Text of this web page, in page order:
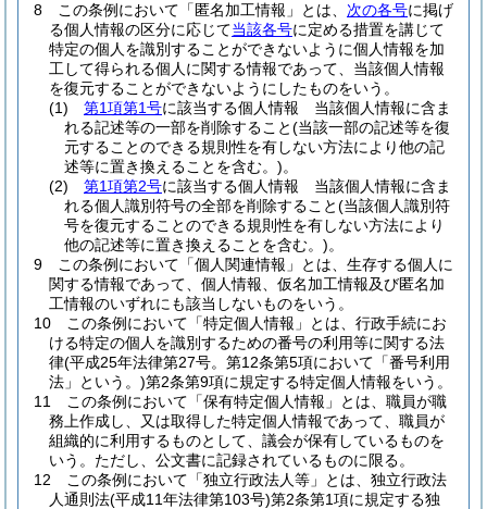
8
この条例において「匿名加工情報」とは、 次の各号に掲げ
る個人情報の区分に応じて当該各号に定める措置を講じて
特定の個人を識別することができないように個人情報を加
工して得られる個人に関する情報であって、当該個人情報
を復元することができないようにしたものをいう。
(1)
第1項第1号に該当する個人情報 当該個人情報に含ま
れる記述等の一部を削除すること(当該一部の記述等を復
元することのできる規則性を有しない方法により他の記
述等に置き換えることを含む。)。
(2)
第1項第2号に該当する個人情報 当該個人情報に含ま
れる個人識別符号の全部を削除すること(当該個人識別符
号を復元することのできる規則性を有しない方法により
他の記述等に置き換えることを含む。)。
9
この条例において「個人関連情報」とは、生存する個人に
関する情報であって、個人情報、仮名加工情報及び匿名加
工情報のいずれにも該当しないものをいう。
10
この条例において「特定個人情報」とは、行政手続にお
ける特定の個人を識別するための番号の利用等に関する法
律(平成25年法律第27号。第12条第5項において「番号利用
法」という。)第2条第9項に規定する特定個人情報をいう。
11
この条例において「保有特定個人情報」とは、職員が職
務上作成し、又は取得した特定個人情報であって、職員が
組織的に利用するものとして、議会が保有しているものを
いう。 ただし、公文書に記録されているものに限る。
12
この条例において「独立行政法人等」とは、独立行政法
人通則法(平成11年法律第103号)第2条第1項に規定する独